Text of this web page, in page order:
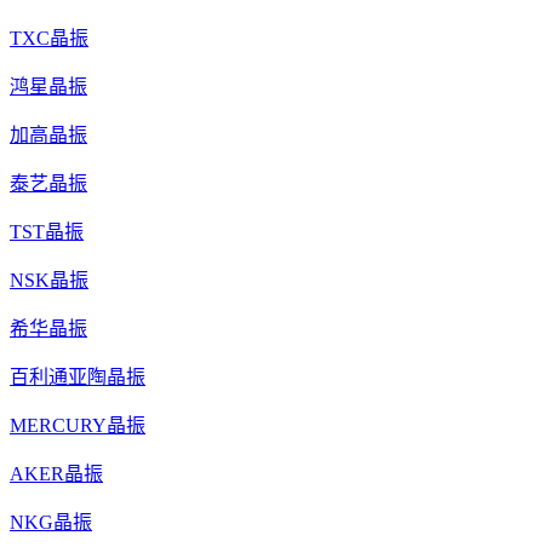
TXC晶振
鸿星晶振
加高晶振
泰艺晶振
TST晶振
NSK晶振
希华晶振
百利通亚陶晶振
MERCURY晶振
AKER晶振
NKG晶振